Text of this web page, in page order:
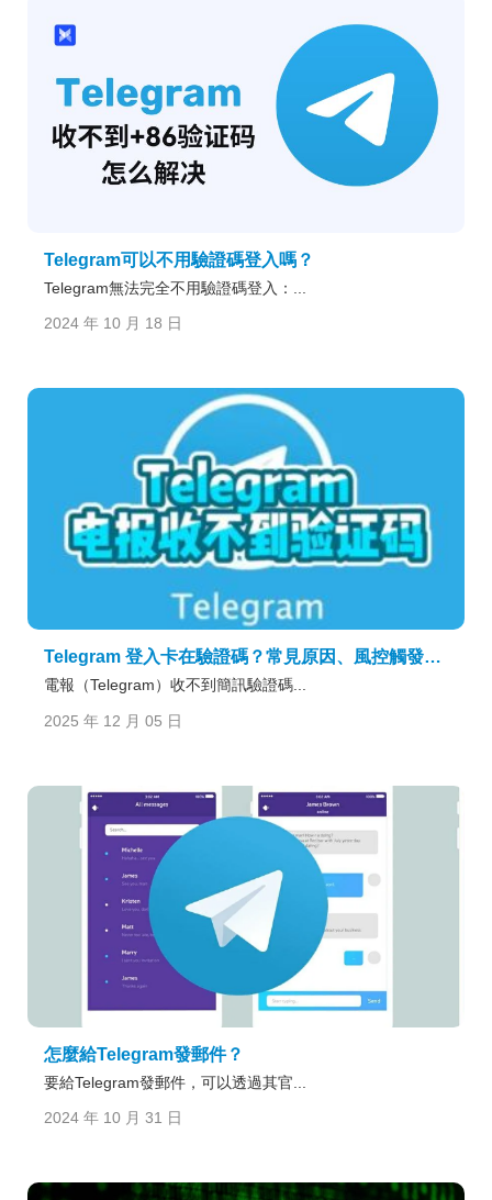
Telegram可以不用驗證碼登入嗎？
Telegram無法完全不用驗證碼登入：...
2024 年 10 月 18 日
Telegram 登入卡在驗證碼？常見原因、風控觸發點與解決步驟一次搞懂
電報（Telegram）收不到簡訊驗證碼...
2025 年 12 月 05 日
怎麼給Telegram發郵件？
要給Telegram發郵件，可以透過其官...
2024 年 10 月 31 日